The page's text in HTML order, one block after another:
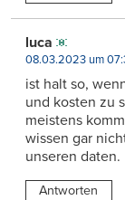
luca
08.03.2023 um
ist halt so,
und kosten zu
meistens
wissen gar
unseren daten.
Antworten